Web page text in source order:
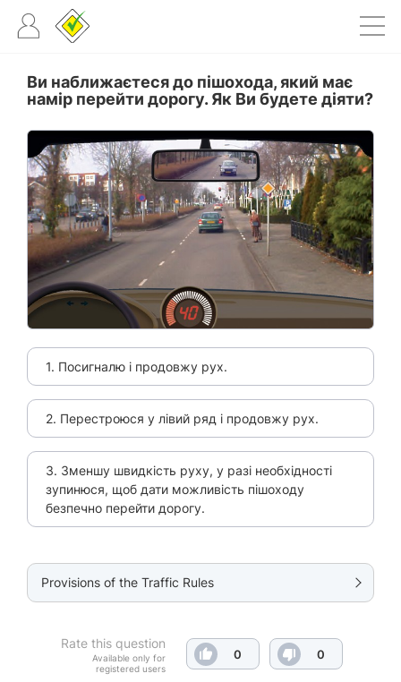
Ви наближаєтеся до пішохода, який має
намір перейти дорогу. Як Ви будете діяти?
1. Посигналю і продовжу рух.
2. Перестроюся у лівий ряд і продовжу рух.
3. Зменшу швидкість руху, у разі необхідності
зупинюся, щоб дати можливість пішоходу
безпечно перейти дорогу.
Provisions of the Traffic Rules
Rate this question
Available only for
registered users
0 0